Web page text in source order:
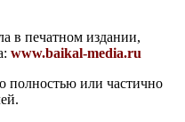
в печатном издании,
www.baikal-media.ru
полностью или частично